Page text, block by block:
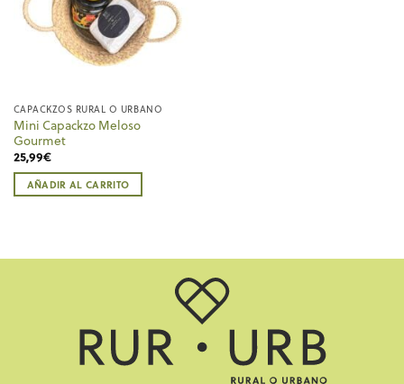
CAPACKZOS RURAL O URBANO
Mini Capackzo Meloso
Gourmet
25,99€
AÑADIR AL CARRITO